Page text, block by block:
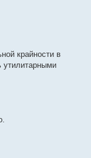
крайности в
утилитарными